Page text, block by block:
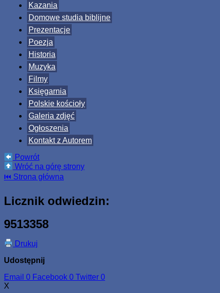
Kazania
Domowe studia biblijne
Prezentacje
Poezja
Historia
Muzyka
Filmy
Księgarnia
Polskie kościoły
Galeria zdjęć
Ogłoszenia
Kontakt z Autorem
Powrót
Wróć na górę strony
⏮ Strona główna
Licznik odwiedzin:
9513358
Drukuj
Udostępnij
Email 0 Facebook 0 Twitter 0
X